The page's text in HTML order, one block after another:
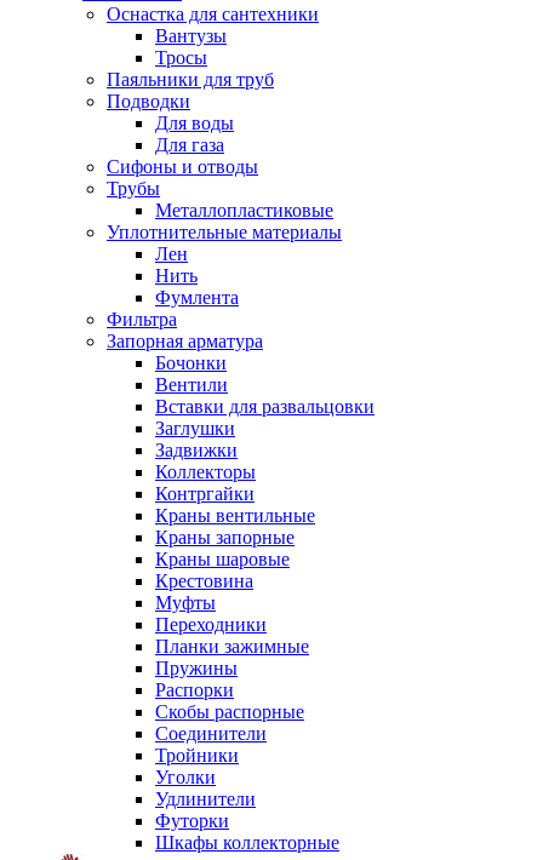
Оснастка для сантехники
Вантузы
Тросы
Паяльники для труб
Подводки
Для воды
Для газа
Сифоны и отводы
Трубы
Металлопластиковые
Уплотнительные материалы
Лен
Нить
Фумлента
Фильтра
Запорная арматура
Бочонки
Вентили
Вставки для развальцовки
Заглушки
Задвижки
Коллекторы
Контргайки
Краны вентильные
Краны запорные
Краны шаровые
Крестовина
Муфты
Переходники
Планки зажимные
Пружины
Распорки
Скобы распорные
Соединители
Тройники
Уголки
Удлинители
Футорки
Шкафы коллекторные